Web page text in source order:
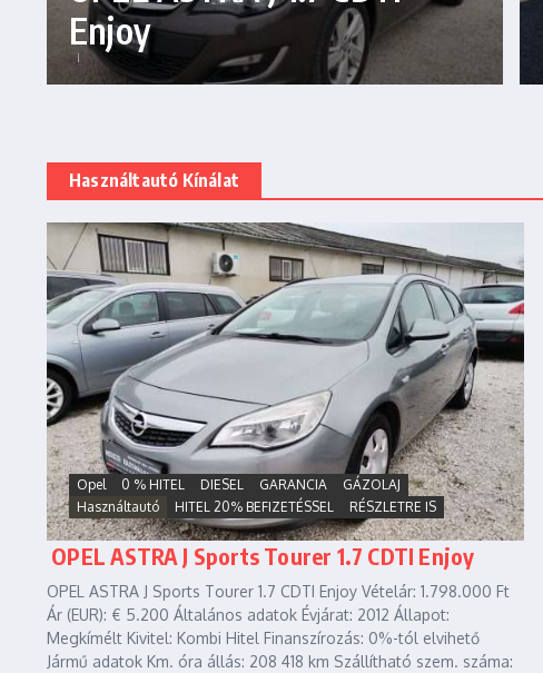
Enjoy
Használtautó Kínálat
Opel 0 % HITEL DIESEL GARANCIA
GÁZOLAJ
Használtautó
HITEL 20% BEFIZETÉSSEL RÉSZLETRE IS
OPEL ASTRA J Sports Tourer 1.7 CDTI Enjoy
OPEL ASTRA J Sports Tourer 1.7 CDTI Enjoy Vételár: 1.798.000 Ft
Ár (EUR): € 5.200 Általános adatok Évjárat: 2012 Állapot:
Megkímélt Kivitel: Kombi Hitel Finanszírozás: 0%-tól elvihető
Jármű adatok Km. óra állás: 208 418 km Szállítható szem. száma: